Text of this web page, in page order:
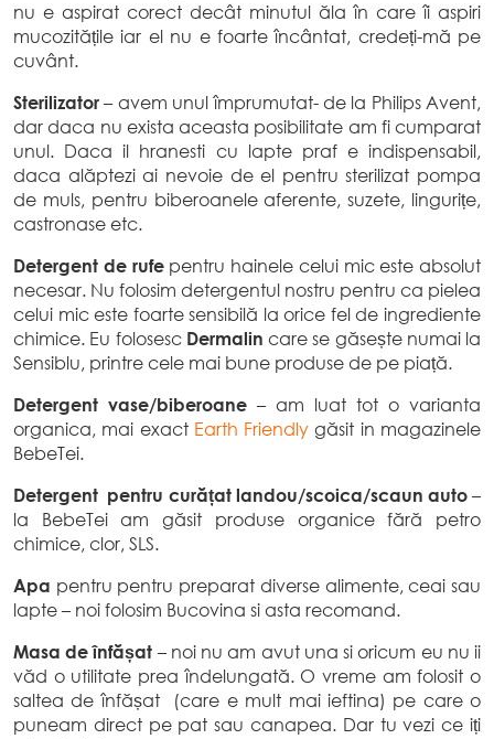
nu e aspirat corect decât minutul ăla în care îi aspiri
mucozitățile iar el nu e foarte încântat, credeți-mă pe
cuvânt.
Sterilizator – avem unul împrumutat- de la Philips Avent,
dar daca nu exista aceasta posibilitate am fi cumparat
unul. Daca il hranesti cu lapte praf e indispensabil,
daca alăptezi ai nevoie de el pentru sterilizat pompa
de muls, pentru biberoanele aferente, suzete, lingurițe,
castronase etc.
Detergent de rufepentru hainele celui mic este absolut
necesar. Nu folosim detergentul nostru pentru ca pielea
celui mic este foarte sensibilă la orice fel de ingrediente
chimice. Eu folosesc Dermalin care se găsește numai la
Sensiblu, printre cele mai bune produse de pe piață.
Detergent vase/biberoane – am luat tot o varianta
organica, mai exact Earth Friendly găsit in magazinele
BebeTei.
Detergent pentru curățat landou/scoica/scaun auto–
la BebeTei am găsit produse organice fără petro
chimice, clor, SLS.
Apa pentru pentru preparat diverse alimente, ceai sau
lapte – noi folosim Bucovina si asta recomand.
Masa de înfășat – noi nu am avut una si oricum eu nu ii
văd o utilitate prea îndelungată. O vreme am folosit o
saltea de înfășat (care e mult mai ieftina) pe care o
puneam direct pe pat sau canapea. Dar tu vezi ce iți